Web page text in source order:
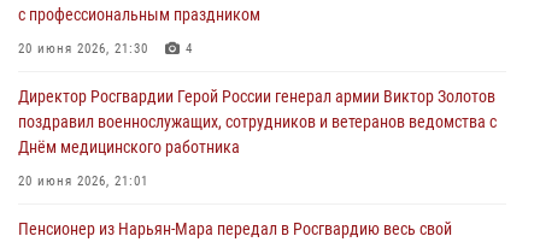
с профессиональным праздником
20 июня 2026, 21:30 4
Директор Росгвардии Герой России генерал армии Виктор Золотов
поздравил военнослужащих, сотрудников и ветеранов ведомства с
Днём медицинского работника
20 июня 2026, 21:01
Пенсионер из Нарьян-Мара передал в Росгвардию весь свой